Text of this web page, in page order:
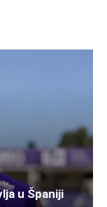
u Španiji